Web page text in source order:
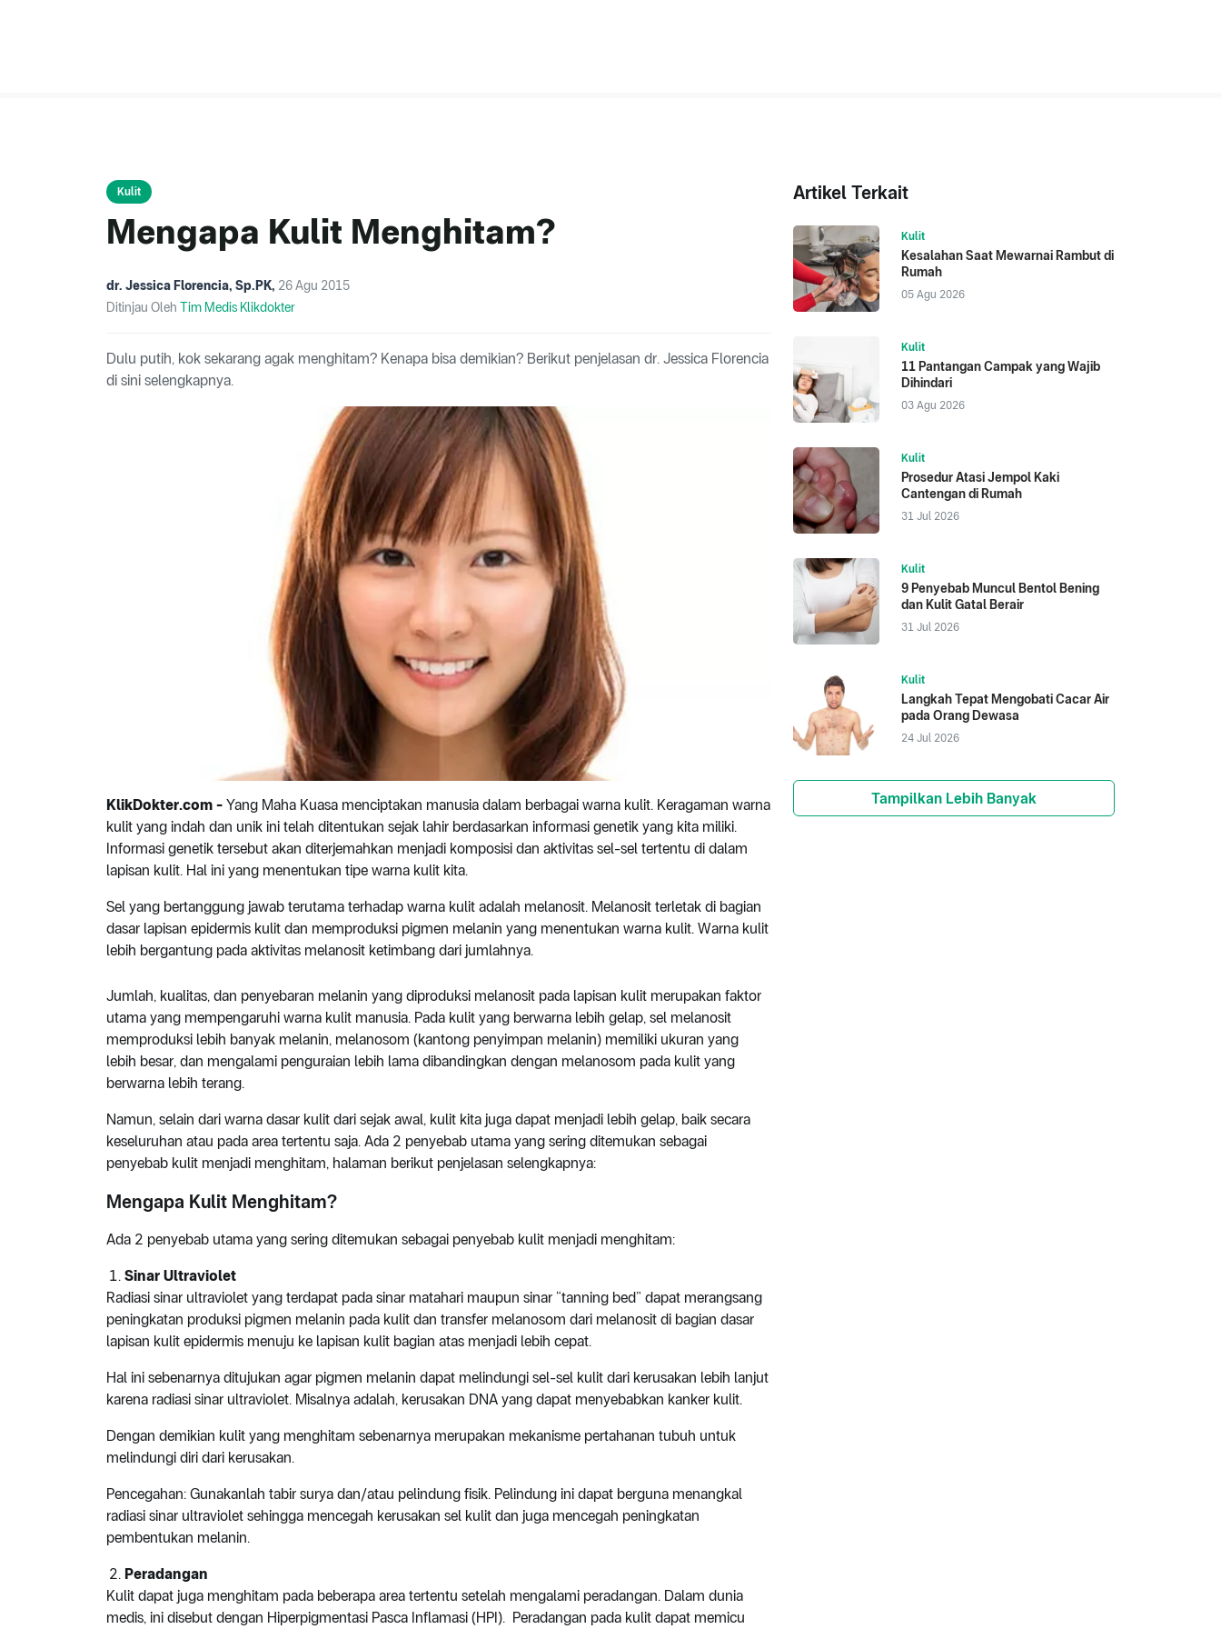
Kulit
Mengapa Kulit Menghitam?
dr. Jessica Florencia, Sp.PK, 26 Agu 2015
Ditinjau Oleh Tim Medis Klikdokter
Dulu putih, kok sekarang agak menghitam? Kenapa bisa demikian? Berikut penjelasan dr. Jessica Florencia
di sini selengkapnya.
KlikDokter.com - Yang Maha Kuasa menciptakan manusia dalam berbagai warna kulit. Keragaman warna
kulit yang indah dan unik ini telah ditentukan sejak lahir berdasarkan informasi genetik yang kita miliki.
Informasi genetik tersebut akan diterjemahkan menjadi komposisi dan aktivitas sel-sel tertentu di dalam
lapisan kulit. Hal ini yang menentukan tipe warna kulit kita.
Sel yang bertanggung jawab terutama terhadap warna kulit adalah melanosit. Melanosit terletak di bagian
dasar lapisan epidermis kulit dan memproduksi pigmen melanin yang menentukan warna kulit. Warna kulit
lebih bergantung pada aktivitas melanosit ketimbang dari jumlahnya.
Jumlah, kualitas, dan penyebaran melanin yang diproduksi melanosit pada lapisan kulit merupakan faktor
utama yang mempengaruhi warna kulit manusia. Pada kulit yang berwarna lebih gelap, sel melanosit
memproduksi lebih banyak melanin, melanosom (kantong penyimpan melanin) memiliki ukuran yang
lebih besar, dan mengalami penguraian lebih lama dibandingkan dengan melanosom pada kulit yang
berwarna lebih terang.
Namun, selain dari warna dasar kulit dari sejak awal, kulit kita juga dapat menjadi lebih gelap, baik secara
keseluruhan atau pada area tertentu saja. Ada 2 penyebab utama yang sering ditemukan sebagai
penyebab kulit menjadi menghitam, halaman berikut penjelasan selengkapnya:
Mengapa Kulit Menghitam?
Ada 2 penyebab utama yang sering ditemukan sebagai penyebab kulit menjadi menghitam:
Sinar Ultraviolet
Radiasi sinar ultraviolet yang terdapat pada sinar matahari maupun sinar “tanning bed” dapat merangsang
peningkatan produksi pigmen melanin pada kulit dan transfer melanosom dari melanosit di bagian dasar
lapisan kulit epidermis menuju ke lapisan kulit bagian atas menjadi lebih cepat.
Hal ini sebenarnya ditujukan agar pigmen melanin dapat melindungi sel-sel kulit dari kerusakan lebih lanjut
karena radiasi sinar ultraviolet. Misalnya adalah, kerusakan DNA yang dapat menyebabkan kanker kulit.
Dengan demikian kulit yang menghitam sebenarnya merupakan mekanisme pertahanan tubuh untuk
melindungi diri dari kerusakan.
Pencegahan: Gunakanlah tabir surya dan/atau pelindung fisik. Pelindung ini dapat berguna menangkal
radiasi sinar ultraviolet sehingga mencegah kerusakan sel kulit dan juga mencegah peningkatan
pembentukan melanin.
Peradangan
Kulit dapat juga menghitam pada beberapa area tertentu setelah mengalami peradangan. Dalam dunia
medis, ini disebut dengan Hiperpigmentasi Pasca Inflamasi (HPI). Peradangan pada kulit dapat memicu
Artikel Terkait
Kulit
Kesalahan Saat Mewarnai Rambut di
Rumah
05 Agu 2026
Kulit
11 Pantangan Campak yang Wajib
Dihindari
03 Agu 2026
Kulit
Prosedur Atasi Jempol Kaki
Cantengan di Rumah
31 Jul 2026
Kulit
9 Penyebab Muncul Bentol Bening
dan Kulit Gatal Berair
31 Jul 2026
Kulit
Langkah Tepat Mengobati Cacar Air
pada Orang Dewasa
24 Jul 2026
Tampilkan Lebih Banyak